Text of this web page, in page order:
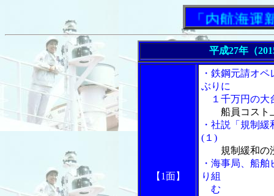
「内航海運新聞」
平成27年（
【1面】
・鉄鋼元請オ
ぶりに
１千万円の大
船員コスト
・社説「規制
(１)
規制緩和の
・海事局、船
り組
む